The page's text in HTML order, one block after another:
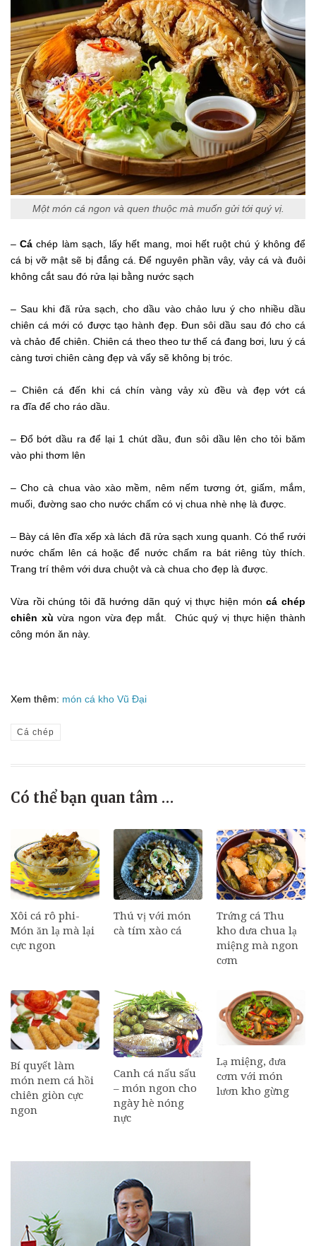
Một món cá ngon và quen thuộc mà muốn gửi tới quý vị.
–Cá chép làm sạch, lấy hết mang, moi hết ruột chú ý không để
cá bị vỡ mật sẽ bị đắng cá. Để nguyên phần vây, vảy cá và đuôi
không cắt sau đó rửa lại bằng nước sạch
– Sau khi đã rửa sạch, cho dầu vào chảo lưu ý cho nhiều dầu
chiên cá mới có được tạo hành đẹp. Đun sôi dầu sau đó cho cá
và chảo để chiên. Chiên cá theo theo tư thế cá đang bơi, lưu ý cá
càng tươi chiên càng đẹp và vẩy sẽ không bị tróc.
– Chiên cá đến khi cá chín vàng vảy xù đều và đẹp vớt cá
ra đĩa để cho ráo dầu.
– Đổ bớt dầu ra để lại 1 chút dầu, đun sôi dầu lên cho tỏi băm
vào phi thơm lên
– Cho cà chua vào xào mềm, nêm nếm tương ớt, giấm, mắm,
muối, đường sao cho nước chấm có vị chua nhè nhẹ là được.
– Bày cá lên đĩa xếp xà lách đã rửa sạch xung quanh. Có thể rưới
nước chấm lên cá hoặc để nước chấm ra bát riêng tùy thích.
Trang trí thêm với dưa chuột và cà chua cho đẹp là được.
Vừa rồi chúng tôi đã hướng dãn quý vị thực hiện móncá chép
chiên xù vừa ngon vừa đẹp mắt. Chúc quý vị thực hiện thành
công món ăn này.
Xem thêm: món cá kho Vũ Đại
Cá chép
Có thể bạn quan tâm …
Xôi cá rô phi-
Món ăn lạ mà lại
cực ngon
Thú vị với món
cà tím xào cá
Trứng cá Thu
kho dưa chua lạ
miệng mà ngon
cơm
Bí quyết làm
món nem cá hồi
chiên giòn cực
ngon
Canh cá nấu sấu
– món ngon cho
ngày hè nóng
nực
Lạ miệng, đưa
cơm với món
lươn kho gừng